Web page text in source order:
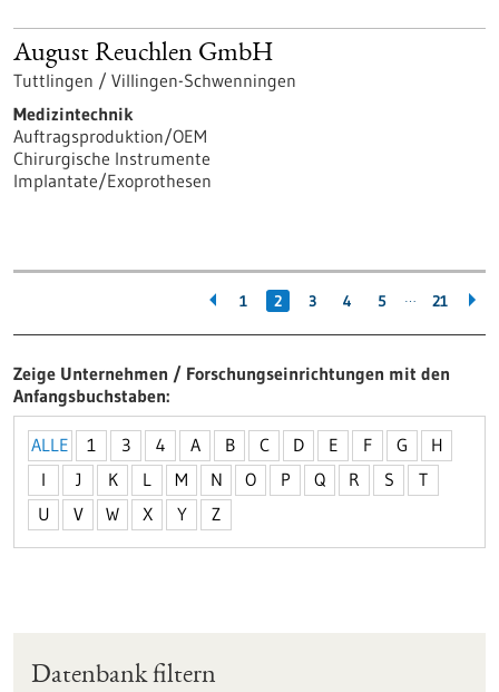
August Reuchlen GmbH
Tuttlingen / Villingen-Schwenningen
Medizintechnik
Auftragsproduktion/OEM
Chirurgische Instrumente
Implantate/Exoprothesen
1 2 3 4 5 … 21
Zeige Unternehmen / Forschungseinrichtungen mit den
Anfangsbuchstaben
ALLE 1 3 4 A B C D E F G
H
I
J K L M N O P Q R S
T
U
V W X Y Z
Datenbank filtern